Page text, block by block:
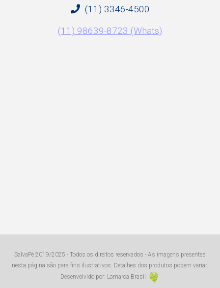
(11) 3346-4500
(11) 98639-8723 (Whats)
SalvaPé 2019/2025 - Todos os direitos reservados - As imagens presentes
nesta página são para fins ilustrativos. Detalhes dos produtos podem variar.
Desenvolvido por: Lamarca Brasil